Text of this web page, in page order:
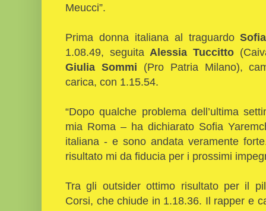
Meucci”.
Prima donna italiana al traguardo
1.08.49, seguita Alessia Tuccitto
Giulia Sommi (Pro Patria Milano),
carica, con 1.15.54.
“Dopo qualche problema dell’ultima
mia Roma – ha dichiarato Sofia
italiana - e sono andata veramente
risultato mi da fiducia per i prossimi
Tra gli outsider ottimo risultato per il
Corsi, che chiude in 1.18.36. Il rapper e